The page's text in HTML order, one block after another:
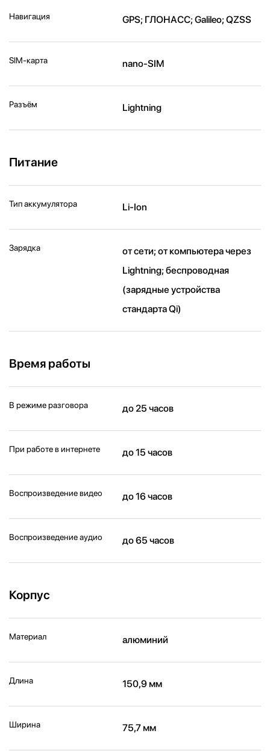
Навигация GPS; ГЛОНАСС; Galileo; QZSS
SIM-карта nano-SIM
Разъём Lightning
Питание
Тип аккумулятора Li-Ion
Зарядка
от сети; от компьютера через
Lightning; беспроводная
(зарядные устройства
стандарта Qi)
Время работы
В режиме разговора до 25 часов
При работе в интернете до 15 часов
Воспроизведение видео до 16 часов
Воспроизведение аудио до 65 часов
Корпус
Материал алюминий
Длина 150,9 мм
Ширина 75,7 мм